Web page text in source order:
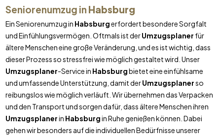
Seniorenumzug in Habsburg
Ein Seniorenumzug in Habsburgerfordert besondere Sorgfalt
und Einfühlungsvermögen. Oftmals ist derUmzugsplaner für
ältere Menschen eine große Veränderung, und es ist wichtig, dass
dieser Prozess so stressfrei wie möglich gestaltet wird. Unser
Umzugsplaner-Service in Habsburgbietet eine einfühlsame
und umfassende Unterstützung, damit derUmzugsplanerso
reibungslos wie möglich verläuft. Wir übernehmen das Verpacken
und den Transport und sorgen dafür, dass ältere Menschen ihren
Umzugsplanerin Habsburgin Ruhe genießen können. Dabei
gehen wir besonders auf die individuellen Bedürfnisse unserer